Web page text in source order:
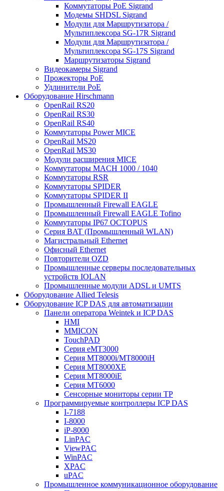
Коммутаторы PoE Sigrand
Модемы SHDSL Sigrand
Модули для Маршрутизатора /
Мультиплексора SG-17R Sigrand
Модули для Маршрутизатора /
Мультиплексора SG-17S Sigrand
Маршрутизаторы Sigrand
Видеокамеры Sigrand
Прожекторы PoE
Удлинители PoE
Оборудование Hirschmann
OpenRail RS20
OpenRail RS30
OpenRail RS40
Коммутаторы Power MICE
OpenRail MS20
OpenRail MS30
Модули расширения MICE
Коммутаторы MACH 1000 / 1040
Коммутаторы RSR
Коммутаторы SPIDER
Коммутаторы SPIDER II
Промышленный Firewall EAGLE
Промышленный Firewall EAGLE Tofino
Коммутаторы IP67 OCTOPUS
Серия BAT (Промышленный WLAN)
Магистральный Ethernet
Офисный Ethernet
Повторители OZD
Промышленные серверы последовательных
устройств IOLAN
Промышленные модули ADSL и UMTS
Оборудование Allied Telesis
Оборудование ICP DAS для автоматизации
Панели оператора Weintek и ICP DAS
HMI
MMICON
TouchPAD
Серия eMT3000
Серия MT8000i/MT8000iH
Серия MT8000XE
Серия MT8000iE
Серия MT6000
Сенсорные мониторы серии TP
Программируемые контроллеры ICP DAS
I-7188
I-8000
iP-8000
LinPAC
ViewPAC
WinPAC
XPAC
uPAC
Промышленное коммуникационное оборудование